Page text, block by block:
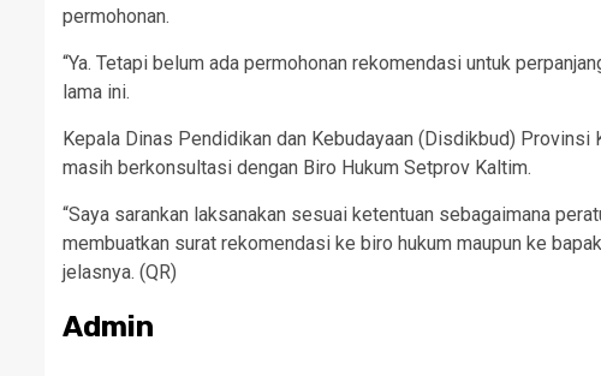
permohonan.
“Ya. Tetapi belum ada permohonan rekomendasi untuk
lama ini.
Kepala Dinas Pendidikan dan Kebudayaan (Disdikbud)
masih berkonsultasi dengan Biro Hukum Setprov Kaltim.
“Saya sarankan laksanakan sesuai ketentuan sebagaimana
membuatkan surat rekomendasi ke biro hukum maupun ke
jelasnya. (QR)
Admin